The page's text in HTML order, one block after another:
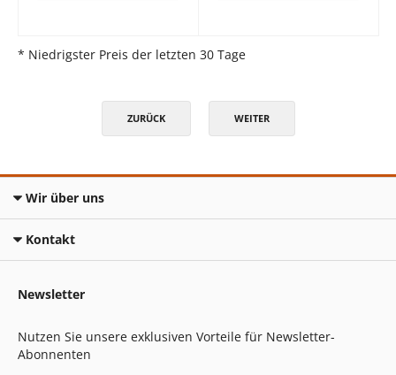
* Niedrigster Preis der letzten 30 Tage
ZURÜCK WEITER
Wir über uns
Kontakt
Newsletter
Nutzen Sie unsere exklusiven Vorteile für Newsletter-
Abonnenten